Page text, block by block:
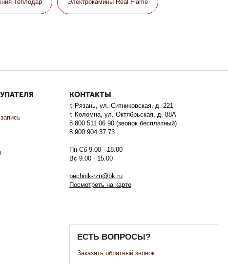
Теплодар Электрокамины Real Flame
КОНТАКТЫ
г. Рязань, ул. Ситниковская, д. 221
г. Коломна, ул. Октябрьская, д. 88А
8 800 511 06 90 (звонок бесплатный)
8 900 904 37 73
Пн-Сб 9.00 - 18.00
Вс 9.00 - 15.00
pechnik-rzn@bk.ru
Посмотреть на карте
ЕСТЬ ВОПРОСЫ?
Заказать обратный звонок